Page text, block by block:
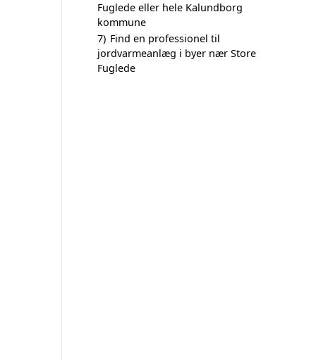
Fuglede eller hele Kalundborg
kommune
7) Find en professionel til
jordvarmeanlæg i byer nær Store
Fuglede